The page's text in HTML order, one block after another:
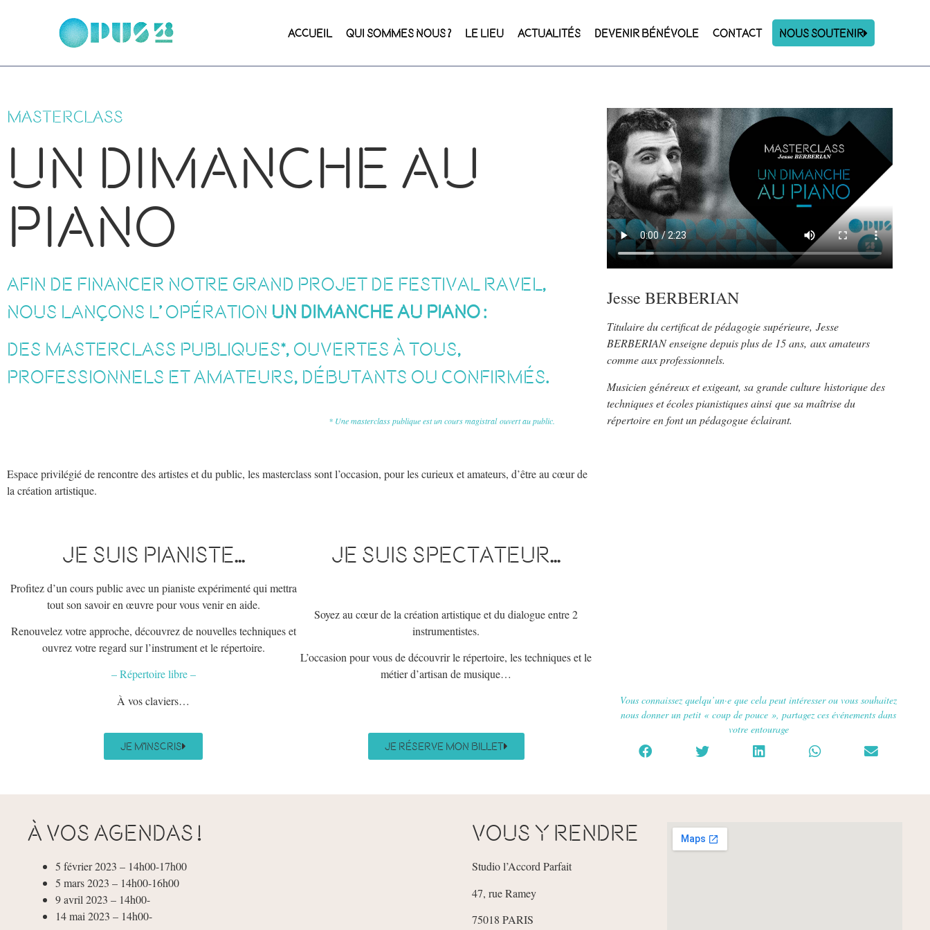
ACCUEIL QUI SOMMES NOUS ? LE LIEU ACTUALITÉS DEVENIR BÉNÉVOLE CONTACT Nous Soutenir
Masterclass
un dimanche au
piano
Afin de financer notre grand projet de festival Ravel,
nous lançons l’ opération Un dimanche au piano:
Des masterclass publiques*, ouvertes à tous,
professionnels et amateurs, débutants ou confirmés.
* Une masterclass publique est un cours magistralouvert au public.
Jesse BERBERIAN
Titulaire du certificat de pédagogie supérieure, Jesse
BERBERIAN enseigne depuis plus de 15 ans, aux amateurs
comme aux professionnels.
Musicien généreux et exigeant, sa grande culture historique des
techniques et écoles pianistiques ainsi que sa maîtrise du
répertoire en font un pédagogue éclairant.
Espace privilégié de rencontre des artistes et du public, les masterclass sont l’occasion, pour les curieux et amateurs, d’être au cœur de
la création artistique.
Je suis pianiste...
Profitez d’un cours public avec un pianiste expérimenté qui mettra
tout son savoir en œuvre pour vous venir en aide.
Renouvelez votre approche, découvrez de nouvelles techniques et
ouvrez votre regard sur l’instrument et le répertoire.
– Répertoire libre –
À vos claviers…
Je m'inscris
Je suis spectateur...
Soyez au cœur de la création artistique et du dialogue entre 2
instrumentistes.
L’occasion pour vous de découvrir le répertoire, les techniques et le
métier d’artisan de musique…
Je réserve mon billet
Vous connaissez quelqu’un·e que cela peut intéresser ou vous souhaitez
nous donner un petit « coup de pouce », partagez ces événements dans
votre entourage
À VOS AGENDAS !
5 février 2023 – 14h00-17h00
5 mars 2023 – 14h00-16h00
9 avril 2023 – 14h00-
14 mai 2023 – 14h00-
Vous y rendre
Studio l’Accord Parfait
47, rue Ramey
75018 PARIS